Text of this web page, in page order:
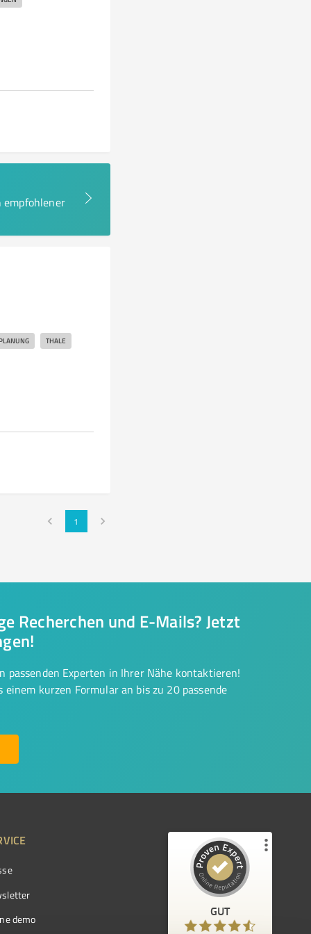
empfohlener
THALE
1
Recherchen und E-Mails? Jetzt
passenden Experten in Ihrer Nähe kontaktieren!
kurzen Formular an bis zu 20 passende
demo
GUT
Kundenbewertungen und Erfahrungen zu
ProvenExpert.com
97
%
Empfehlungen auf